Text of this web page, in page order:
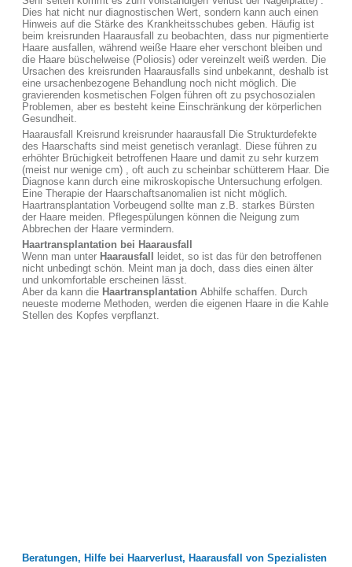
Dies hat nicht nur diagnostischen Wert, sondern kann auch einen
Hinweis auf die Stärke des Krankheitsschubes geben. Häufig ist
beim kreisrunden Haarausfall zu beobachten, dass nur pigmentierte
Haare ausfallen, während weiße Haare eher verschont bleiben und
die Haare büschelweise (Poliosis) oder vereinzelt weiß werden. Die
Ursachen des kreisrunden Haarausfalls sind unbekannt, deshalb ist
eine ursachenbezogene Behandlung noch nicht möglich. Die
gravierenden kosmetischen Folgen führen oft zu psychosozialen
Problemen, aber es besteht keine Einschränkung der körperlichen
Gesundheit.
Haarausfall Kreisrund kreisrunder haarausfall Die Strukturdefekte
des Haarschafts sind meist genetisch veranlagt. Diese führen zu
erhöhter Brüchigkeit betroffenen Haare und damit zu sehr kurzem
(meist nur wenige cm) , oft auch zu scheinbar schütterem Haar. Die
Diagnose kann durch eine mikroskopische Untersuchung erfolgen.
Eine Therapie der Haarschaftsanomalien ist nicht möglich.
Haartransplantation Vorbeugend sollte man z.B. starkes Bürsten
der Haare meiden. Pflegespülungen können die Neigung zum
Abbrechen der Haare vermindern.
Haartransplantation bei Haarausfall
Wenn man unter Haarausfall
leidet, so ist das für den betroffenen
nicht unbedingt schön. Meint man ja doch, dass dies einen älter
und unkomfortable erscheinen lässt.
Aber da kann die Haartransplantation Abhilfe schaffen. Durch
neueste moderne Methoden, werden die eigenen Haare in die Kahle
Stellen des Kopfes verpflanzt.
Beratungen, Hilfe bei Haarverlust, Haarausfall von Spezialisten